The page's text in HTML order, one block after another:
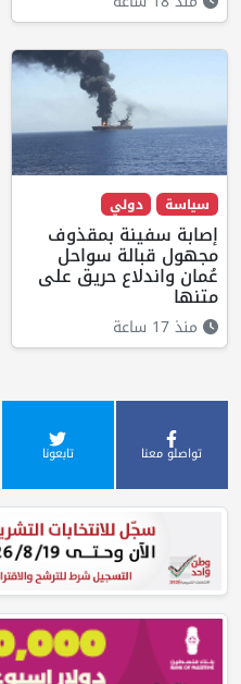
سياسة دولي
إصابة سفينة بمقذوف
مجهول قبالة سواحل
عُمان واندلاع حريق على
متنها
منذ 17 ساعة
تواصلو معنا تابعونا